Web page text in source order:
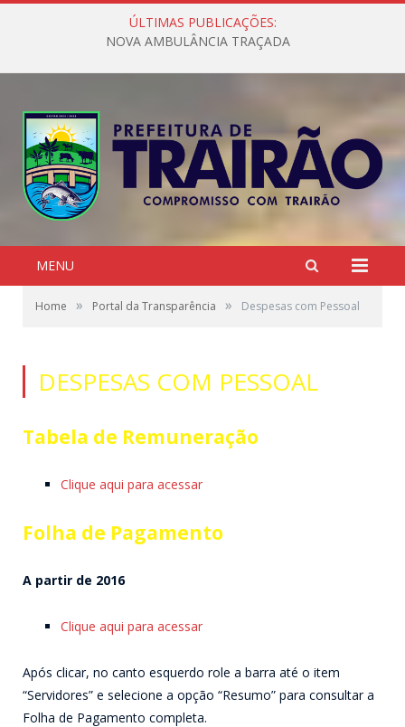
ÚLTIMAS PUBLICAÇÕES:
NOVA AMBULÂNCIA TRAÇADA
MENU
Home » Portal da Transparência » Despesas com Pessoal
DESPESAS COM PESSOAL
Tabela de Remuneração
Clique aqui para acessar
Folha de Pagamento
A partir de 2016
Clique aqui para acessar
Após clicar, no canto esquerdo role a barra até o item
“Servidores” e selecione a opção “Resumo” para consultar a
Folha de Pagamento completa.